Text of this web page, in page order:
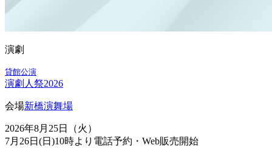
演劇
貸館公演
演劇人祭2026
会場新橋演舞場
2026年8月25日（火）
7月26日(日)10時より電話予約・Web販売開始